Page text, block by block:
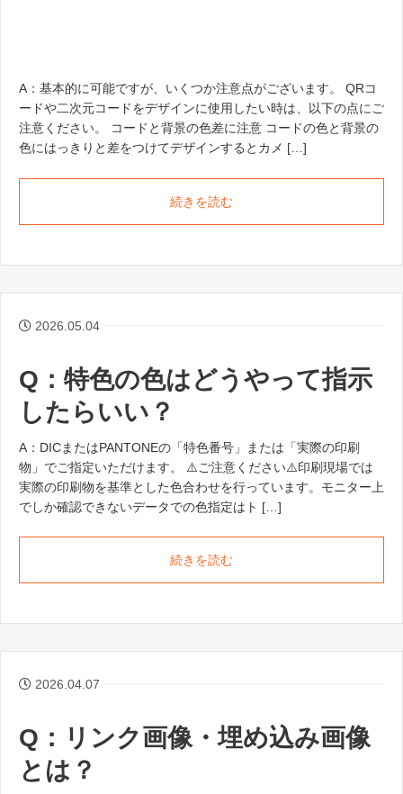
A：基本的に可能ですが、いくつか注意点がございます。 QRコ
ードや二次元コードをデザインに使用したい時は、以下の点にご
注意ください。 コードと背景の色差に注意 コードの色と背景の
色にはっきりと差をつけてデザインするとカメ […]
続きを読む
2026.05.04
Q：特色の色はどうやって指示
したらいい？
A：DICまたはPANTONEの「特色番号」または「実際の印刷
物」でご指定いただけます。 ⚠️ご注意ください⚠️印刷現場では
実際の印刷物を基準とした色合わせを行っています。モニター上
でしか確認できないデータでの色指定はト […]
続きを読む
2026.04.07
Q：リンク画像・埋め込み画像
とは？